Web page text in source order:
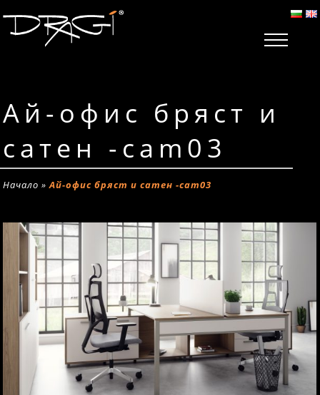
Ай-офис бряст и
сатен -cam03
Начало »Ай-офис бряст и сатен -cam03